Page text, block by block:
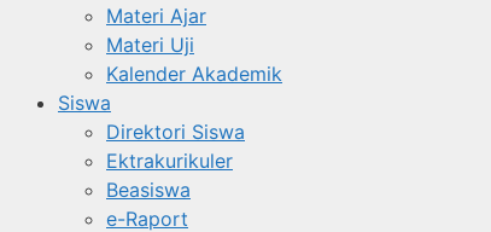
Materi Ajar
Materi Uji
Kalender Akademik
Siswa
Direktori Siswa
Ektrakurikuler
Beasiswa
e-Raport